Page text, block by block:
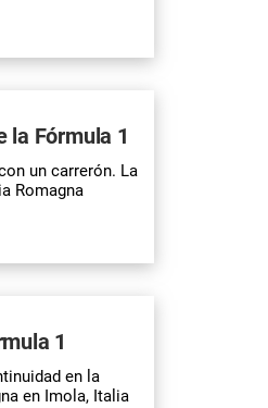
la Fórmula 1
un carrerón. La
Romagna
1
en la
en Imola, Italia